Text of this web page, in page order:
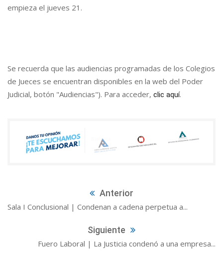
empieza el jueves 21.
Se recuerda que las audiencias programadas de los Colegios
de Jueces se encuentran disponibles en la web del Poder
Judicial, botón "Audiencias"). Para acceder, clic aquí.
Anterior
Sala I Conclusional | Condenan a cadena perpetua a...
Siguiente
Fuero Laboral | La Justicia condenó a una empresa...